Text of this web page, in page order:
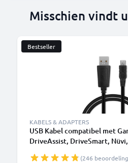
Misschien vindt
Bestseller
KABELS & ADAPTERS
USB Kabel compatibel met
DriveAssist, DriveSmart,
(246